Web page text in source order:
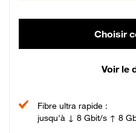
Choisir
Voir le
Fibre ultra rapide :
jusqu'à ↓ 8 Gbit/s ↑ 8